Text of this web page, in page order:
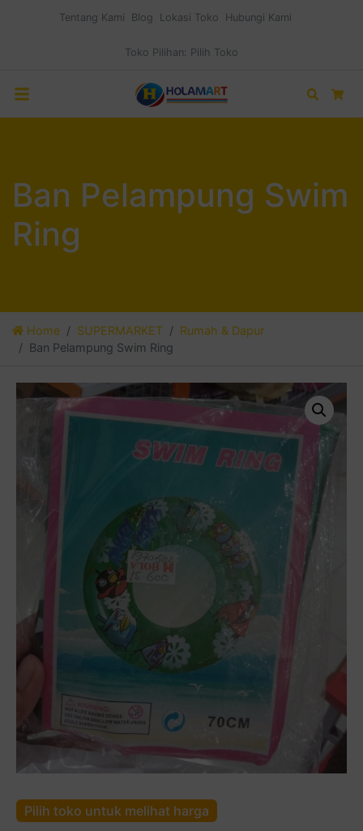
Tentang Kami Blog Lokasi Toko Hubungi Kami
Toko Pilihan: Pilih Toko
Search
Ban Pelampung Swim
Ring
Home SUPERMARKET
Rumah & Dapur
Ban Pelampung Swim Ring
Pilih toko untuk melihat harga